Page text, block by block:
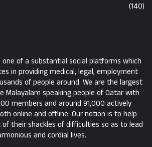
(140)
one of a substantial social platforms which
in providing medical, legal, employment
of people around. We are the largest
Malayalam speaking people of Qatar with
members and around 91,000 actively
online and offline. Our notion is to help
their shackles of difficulties so as to lead
and cordial lives.